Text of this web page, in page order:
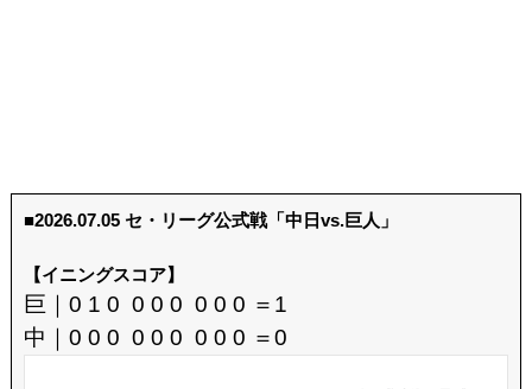
■2026.07.05 セ・リーグ公式戦「中日vs.巨人」
【イニングスコア】
巨｜0 1 0 0 0 0 0 0 0 ＝1
中｜0 0 0 0 0 0 0 0 0 ＝0